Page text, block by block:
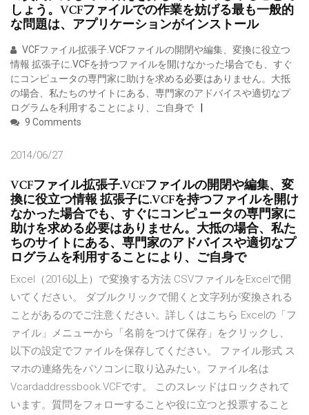
しょう。VCFファイルでの作業を妨げる最も一般的
な問題は、アプリケーションがインストール
VCFファイル拡張子.VCFファイルの開閉や編集、変換に役立つ
情報 拡張子に.VCFを持つファイルを開けなかった場合でも、すぐ
にコンピュータの専門家に助けを求める必要はありません。大抵
の場合、私たちのサイトにある、専門家のアドバイスや適切なプ
ログラムを利用することにより、ご自身で
9 Comments
2014/06/27
VCFファイル拡張子.VCFファイルの開閉や編集、変
換に役立つ情報 拡張子に.VCFを持つファイルを開け
なかった場合でも、すぐにコンピュータの専門家に
助けを求める必要はありません。大抵の場合、私た
ちのサイトにある、専門家のアドバイスや適切なプ
ログラムを利用することにより、ご自身で
Excel（2016以上）で変換する方法 CSVファイルをExcelで開
いてください。 ダブルクリックで開くと文字列が変換される
ことがあるのでご注意ください。詳しくはこちら Excelの「フ
ァイル」メニューから「名前をつけて保存」をクリックし、
以下の設定でファイルを保存してください。 ファイル形式 ス
マホの連絡先をパソコンに取り込みたい。ファイル名は
Vcardaddressbook.VCFです。 このスレッドはロックされて
います。質問をフォローすることや役に立つと投票すること